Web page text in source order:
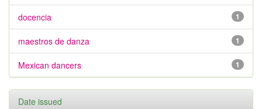
1
docencia
1
maestros de danza
1
Mexican dancers
Date issued